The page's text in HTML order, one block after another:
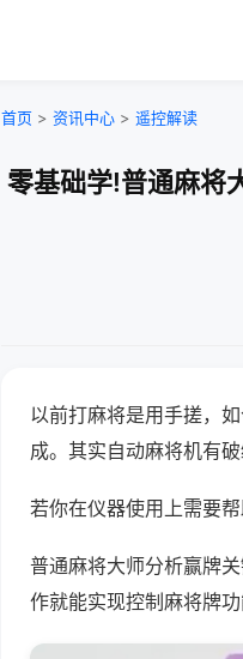
首页 > 资讯中心 > 遥控解读
零基础学!普通麻将
以前打麻将是用手搓，
成。其实自动麻将机有
若你在仪器使用上需要
普通麻将大师分析赢牌
作就能实现控制麻将牌功